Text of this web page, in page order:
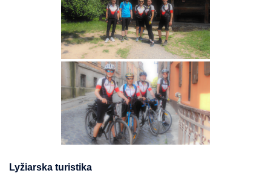
Lyžiarska turistika